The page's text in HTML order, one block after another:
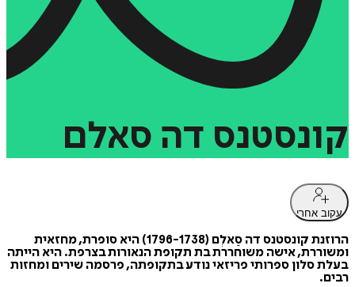
קונסטנס דה סאלם
עקוב אחרי
הרוזנת קונסטנס דה סַאלְם (1796-1738) היא סופרת, מחזאית
ומשוררת, אישה משוחררת בת תקופת הנאורות בצרפת. היא הייתה
בעלת סלון ספרותי פריזאי נודע בתקופתה, פרסמה שירים ומחזות
רבים.